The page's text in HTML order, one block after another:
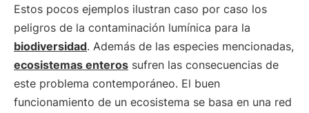
Estos pocos ejemplos ilustran caso por caso los
peligros de la contaminación lumínica para la
biodiversidad. Además de las especies mencionadas,
ecosistemas enteros sufren las consecuencias de
este problema contemporáneo. El buen
funcionamiento de un ecosistema se basa en una red